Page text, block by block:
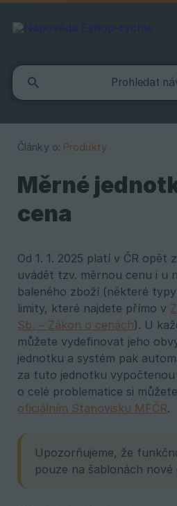
Články o: Produkty
Měrné
cena
Od 1. 1. 2025 platí v ČR opět
uvádět tzv. měrnou cenu i u
baleného zboží (některé
limity, které najdete přímo v
Sb. – Zákon o cenách). U
můžete vydefinovat jeho
jednotku a systém pak
za tuto jednotku vypočtenou
o celé problematice si
oficiálním Stanovisku MFČR.
Upozorňujeme, že
pouze na šablonách nové